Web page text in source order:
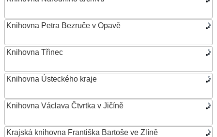
Knihovna Petra Bezruče v Opavě
Knihovna Třinec
Knihovna Ústeckého kraje
Knihovna Václava Čtvrtka v Jičíně
Krajská knihovna Františka Bartoše ve Zlíně